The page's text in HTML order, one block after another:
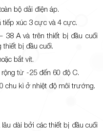
bộ dải điện áp.
tiếp xúc 3 cực và 4 cực.
38 A và trên thiết bị đầu cuối
thiết bị đầu cuối.
bắt vít.
từ -25 đến 60 độ C.
chu kì ở nhiệt độ môi trường.
dài bởi các thiết bị đầu cuối